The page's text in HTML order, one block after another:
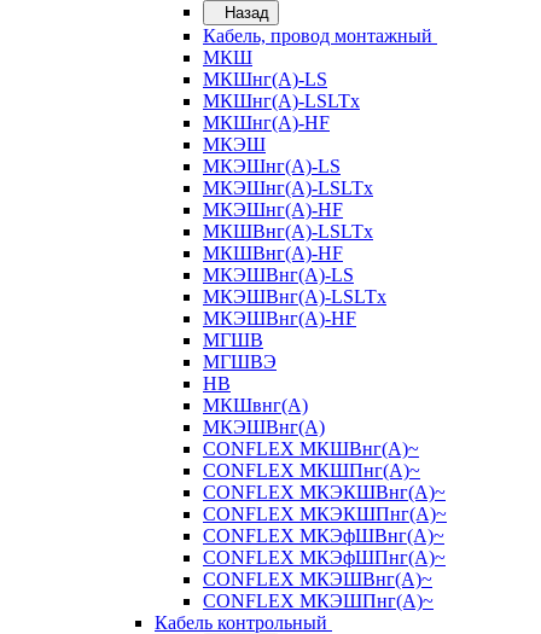
Назад
Кабель, провод монтажный
МКШ
МКШнг(А)-LS
МКШнг(А)-LSLTx
МКШнг(А)-HF
МКЭШ
МКЭШнг(А)-LS
МКЭШнг(А)-LSLTx
МКЭШнг(А)-HF
МКШВнг(A)-LSLTx
МКШВнг(А)-HF
МКЭШВнг(А)-LS
МКЭШВнг(A)-LSLTx
МКЭШВнг(А)-HF
МГШВ
МГШВЭ
НВ
МКШвнг(А)
МКЭШВнг(А)
CONFLEX МКШВнг(А)~
CONFLEX МКШПнг(А)~
CONFLEX МКЭКШВнг(А)~
CONFLEX МКЭКШПнг(А)~
CONFLEX МКЭфШВнг(А)~
CONFLEX МКЭфШПнг(А)~
CONFLEX МКЭШВнг(А)~
CONFLEX МКЭШПнг(А)~
Кабель контрольный